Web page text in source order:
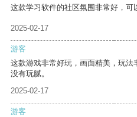
这款学习软件的社区氛围非常好，可
2025-02-17
游客
这款游戏非常好玩，画面精美，玩
没有玩腻。
2025-02-17
游客